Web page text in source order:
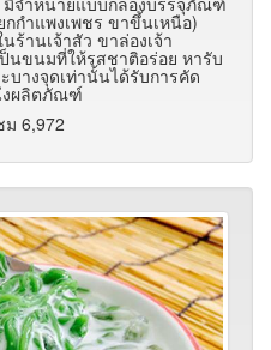
กำแพงเพชร ขาขึ้นเหนือ)
ร้านเจ้าสัว ขาล่องเจ้า
นขนมที่ให้รสชาติอร่อย หารับ
บางจุดเท่านั้นได้รับการคัด
ผลิตภัณฑ์
ม 6,972